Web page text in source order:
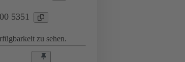
5351
zu sehen.